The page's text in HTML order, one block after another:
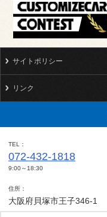
サイトポリシー
リンク
TEL
072-432-1818
9:00～18:30
住所
大阪府貝塚市王子346-1